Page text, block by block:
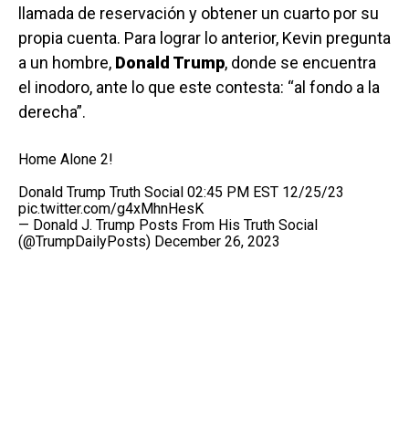
llamada de reservación y obtener un cuarto por su
propia cuenta. Para lograr lo anterior, Kevin pregunta
a un hombre, Donald Trump, donde se encuentra
el inodoro, ante lo que este contesta: “al fondo a la
derecha”.
Home Alone 2!
Donald Trump Truth Social 02:45 PM EST 12/25/23
pic.twitter.com/g4xMhnHesK
— Donald J. Trump Posts From His Truth Social
(@TrumpDailyPosts) December 26, 2023